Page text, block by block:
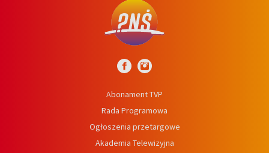
Abonament TVP
Rada Programowa
Ogłoszenia przetargowe
Akademia Telewizyjna